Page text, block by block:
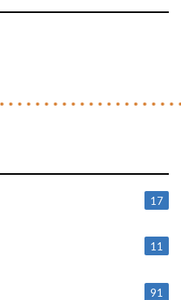
17
11
91